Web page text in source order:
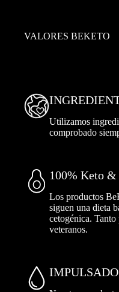
VALORES BEKETO
Utilizamos
comprobado
100% Keto
Los productos
siguen una dieta
cetogénica.
veteranos.